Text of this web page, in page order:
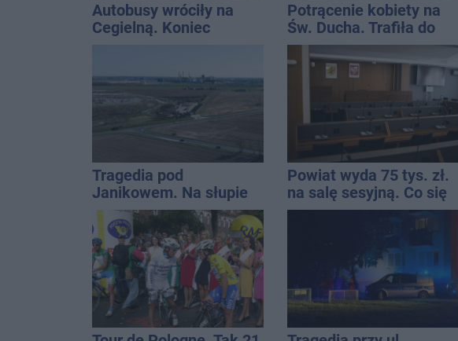
Autobusy wróciły na
Cegielną. Koniec
Potrącenie kobiety na
Św. Ducha. Trafiła do
szpitala
Tragedia pod
Janikowem. Na słupie
energetycznym
znaleziono ciało
mężczyzny
Powiat wyda 75 tys. zł.
na salę sesyjną. Co się
zmieni?